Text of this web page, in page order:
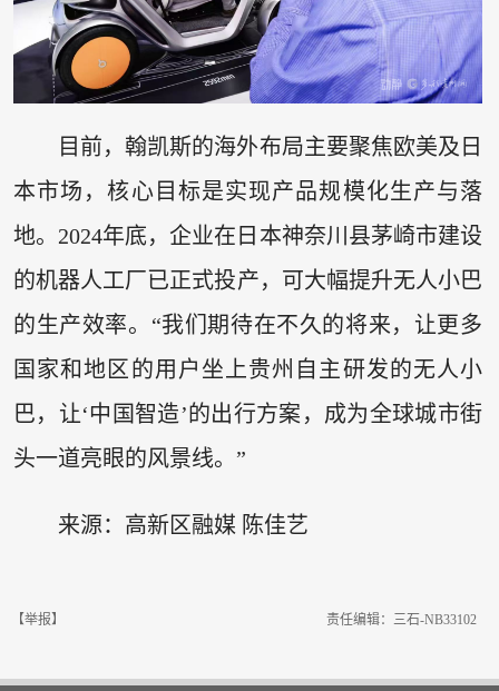
目前，翰凯斯的海外布局主要聚焦欧美及日
本市场，核心目标是实现产品规模化生产与落
地。2024年底，企业在日本神奈川县茅崎市建设
的机器人工厂已正式投产，可大幅提升无人小巴
的生产效率。“我们期待在不久的将来，让更多
国家和地区的用户坐上贵州自主研发的无人小
巴，让‘中国智造’的出行方案，成为全球城市街
头一道亮眼的风景线。”
来源：高新区融媒 陈佳艺
【举报】 责任编辑：三石-NB33102